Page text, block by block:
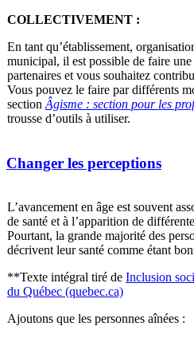
COLLECTIVEMENT :
En tant qu’établissement,
municipal, il est possible de faire
partenaires et vous souhaitez
Vous pouvez le faire par différents
section Âgisme : section pour les
trousse d’outils à utiliser.
Changer les perceptions
L’avancement en âge est souvent
de santé et à l’apparition de
Pourtant, la grande majorité des
décrivent leur santé comme étant
**Texte intégral tiré de Inclusion
du Québec (quebec.ca)
Ajoutons que les personnes aînées :